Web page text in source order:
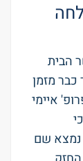
הבית
מזמן
איימי
נמצא שם